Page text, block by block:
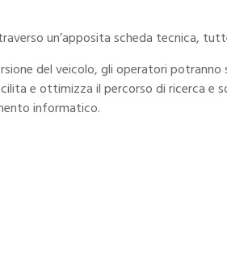
un’apposita scheda tecnica,
del veicolo, gli operatori
e ottimizza il percorso di ricerca e
informatico.